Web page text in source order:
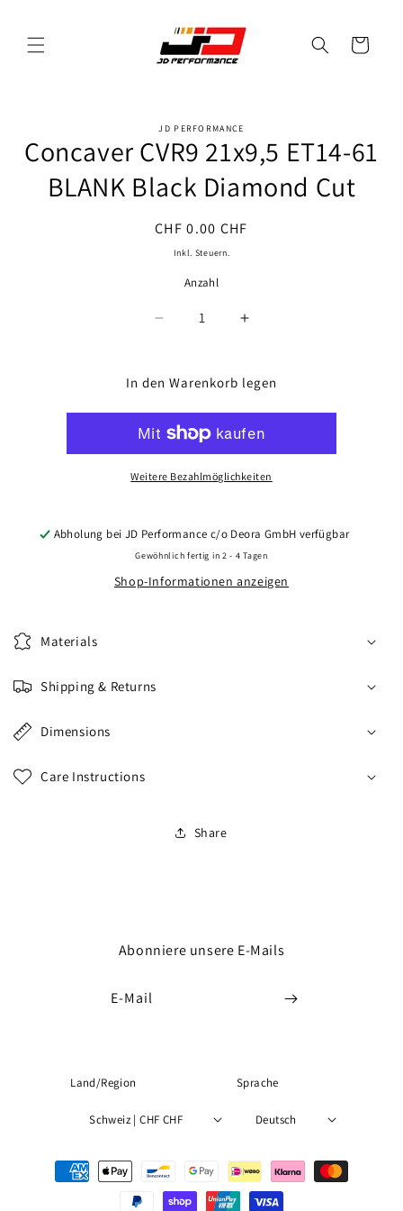
Inhalt
Warenkorb
JD PERFORMANCE
Concaver CVR9 21x9,5 ET14-61
BLANK Black Diamond Cut
Normaler
Preis
CHF 0.00 CHF
Inkl. Steuern.
Anzahl
Anzahl
Verringere
für
CVR9
21x9,5
ET14-
61
Diamond
Cut
Erhöhe
für
21x9,5
ET14-
61
Diamond
Cut
In den Warenkorb legen
Weitere Bezahlmöglichkeiten
Abholung bei JD Performance c/o Deora GmbH verfügbar
Gewöhnlich fertig in 2 - 4 Tagen
Shop-Informationen anzeigen
Materials
Shipping & Returns
Dimensions
Care Instructions
Share
Abonniere unsere E-Mails
E-Mail
Land/Region
Schweiz | CHF CHF
Sprache
Deutsch
Zahlungsmethoden